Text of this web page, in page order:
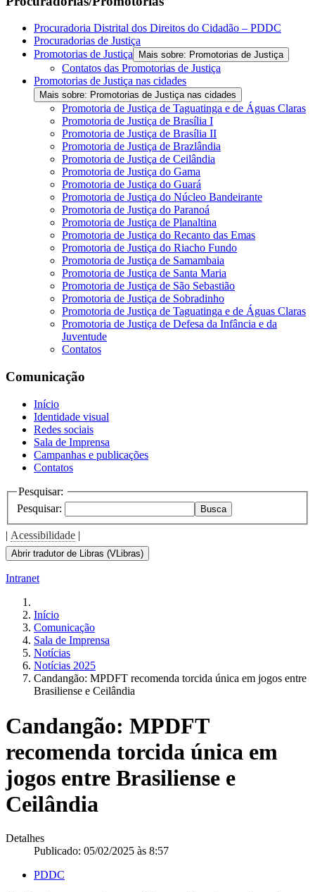
Procuradoria Distrital dos Direitos do Cidadão – PDDC
Procuradorias de Justiça
Promotorias de Justiça
Mais sobre: Promotorias de Justiça
Contatos das Promotorias de Justiça
Promotorias de Justiça nas cidades
Mais sobre: Promotorias de Justiça nas cidades
Promotoria de Justiça de Taguatinga e de Águas Claras
Promotoria de Justiça de Brasília I
Promotoria de Justiça de Brasília II
Promotoria de Justiça de Brazlândia
Promotoria de Justiça de Ceilândia
Promotoria de Justiça do Gama
Promotoria de Justiça do Guará
Promotoria de Justiça do Núcleo Bandeirante
Promotoria de Justiça do Paranoá
Promotoria de Justiça de Planaltina
Promotoria de Justiça do Recanto das Emas
Promotoria de Justiça do Riacho Fundo
Promotoria de Justiça de Samambaia
Promotoria de Justiça de Santa Maria
Promotoria de Justiça de São Sebastião
Promotoria de Justiça de Sobradinho
Promotoria de Justiça de Taguatinga e de Águas Claras
Promotoria de Justiça de Defesa da Infância e da
Juventude
Contatos
Comunicação
Início
Identidade visual
Redes sociais
Sala de Imprensa
Campanhas e publicações
Contatos
Pesquisar:
Pesquisar:
Busca
| Acessibilidade |
Abrir tradutor de Libras (VLibras)
Intranet
Início
Comunicação
Sala de Imprensa
Notícias
Notícias 2025
Candangão: MPDFT recomenda torcida única em jogos entre
Brasiliense e Ceilândia
Candangão: MPDFT
recomenda torcida única em
jogos entre Brasiliense e
Ceilândia
Detalhes
Publicado: 05/02/2025 às 8:57
PDDC